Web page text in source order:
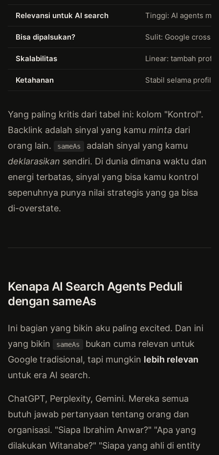
Relevansi untuk AI search Tinggi: AI agents
Bisa dipalsukan? Sulit: Google cross-
Skalabilitas Linear: tambah
Ketahanan Stabil selama profil
Yang paling kritis dari tabel ini: kolom "Kontrol".
Backlink adalah sinyal yang kamu minta dari
orang lain.
sameAs
adalah sinyal yang kamu
deklarasikan sendiri. Di dunia dimana waktu dan
energi terbatas, sinyal yang bisa kamu kontrol
sepenuhnya punya nilai strategis yang ga bisa
di-overstate.
Kenapa AI Search Agents Peduli
dengan sameAs
Ini bagian yang bikin aku paling excited. Dan ini
yang bikin
sameAs
bukan cuma relevan untuk
Google tradisional, tapi mungkin lebih relevan
untuk era AI search.
ChatGPT, Perplexity, Gemini. Mereka semua
butuh jawab pertanyaan tentang orang dan
organisasi. "Siapa Ibrahim Anwar?" "Apa yang
dilakukan Witanabe?" "Siapa yang ahli di entity